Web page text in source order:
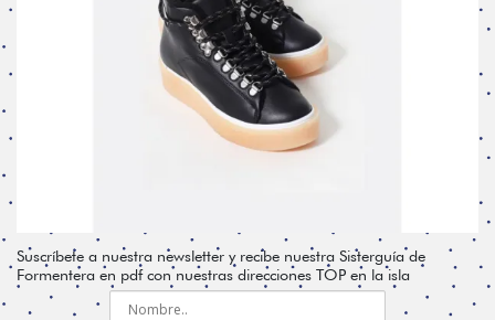
Suscríbete a nuestra newsletter y recibe nuestra Sisterguía de
Formentera en pdf con nuestras direcciones TOP en la isla